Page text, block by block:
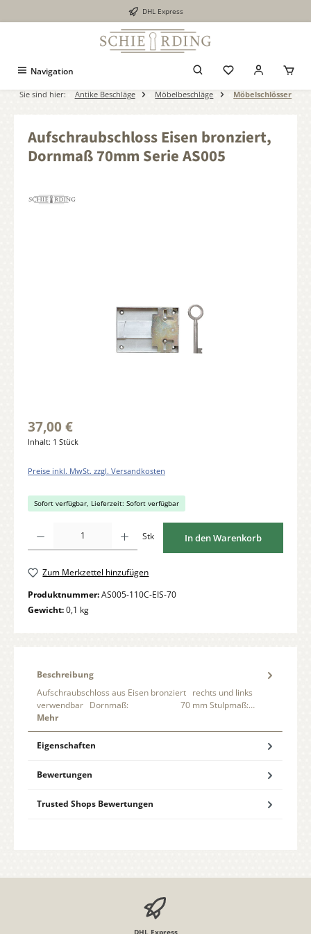
DHL Express
Navigation
Sie sind hier: Antike Beschläge Möbelbeschläge Möbelschlösser
Aufschraubschloss Eisen bronziert,
Dornmaß 70mm Serie AS005
37,00 €
Inhalt: 1 Stück
Preise inkl. MwSt. zzgl. Versandkosten
Sofort verfügbar, Lieferzeit: Sofort verfügbar
Stk In den Warenkorb
Zum Merkzettel hinzufügen
Produktnummer:AS005-110C-EIS-70
Gewicht:0,1 kg
Beschreibung
Aufschraubschloss aus Eisen bronziert rechts und links
verwendbar Dornmaß: 70 mm Stulpmaß:…
Mehr
Eigenschaften
Bewertungen
Trusted Shops Bewertungen
DHL Express